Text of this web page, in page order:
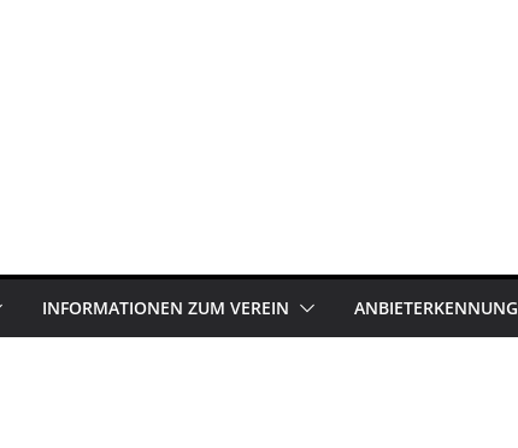
INFORMATIONEN ZUM VEREIN ANBIETERKENNUNG